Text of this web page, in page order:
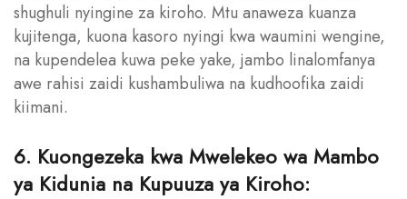
shughuli nyingine za kiroho. Mtu anaweza kuanza
kujitenga, kuona kasoro nyingi kwa waumini wengine,
na kupendelea kuwa peke yake, jambo linalomfanya
awe rahisi zaidi kushambuliwa na kudhoofika zaidi
kiimani.
6. Kuongezeka kwa Mwelekeo wa Mambo
ya Kidunia na Kupuuza ya Kiroho: